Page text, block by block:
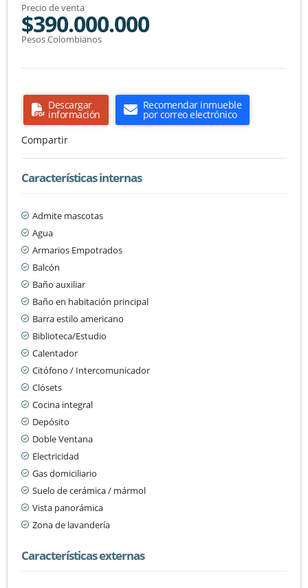
Precio de venta
$390.000.000
Pesos Colombianos
Descargar
información
Recomendar inmueble
por correo electrónico
Compartir
Características internas
Admite mascotas
Agua
Armarios Empotrados
Balcón
Baño auxiliar
Baño en habitación principal
Barra estilo americano
Biblioteca/Estudio
Calentador
Citófono / Intercomunicador
Clósets
Cocina integral
Depósito
Doble Ventana
Electricidad
Gas domiciliario
Suelo de cerámica / mármol
Vista panorámica
Zona de lavandería
Características externas